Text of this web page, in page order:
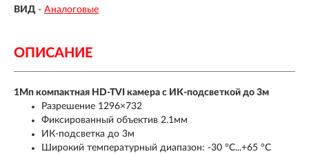
ВИД - Аналоговые
ОПИСАНИЕ
1Мп компактная HD-TVI камера с ИК-подсветкой до 3м
Разрешение 1296×732
Фиксированный объектив 2.1мм
ИК-подсветка до 3м
Широкий температурный диапазон: -30 °C...+65 °C